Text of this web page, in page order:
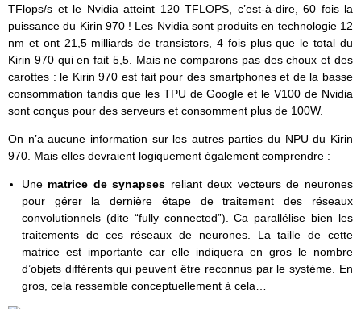
TFlops/s et le Nvidia atteint 120 TFLOPS, c’est-à-dire, 60 fois la
puissance du Kirin 970 ! Les Nvidia sont produits en technologie 12
nm et ont 21,5 milliards de transistors, 4 fois plus que le total du
Kirin 970 qui en fait 5,5. Mais ne comparons pas des choux et des
carottes : le Kirin 970 est fait pour des smartphones et de la basse
consommation tandis que les TPU de Google et le V100 de Nvidia
sont conçus pour des serveurs et consomment plus de 100W.
On n’a aucune information sur les autres parties du NPU du Kirin
970. Mais elles devraient logiquement également comprendre :
Une matrice de synapses reliant deux vecteurs de neurones
pour gérer la dernière étape de traitement des réseaux
convolutionnels (dite “fully connected”). Ca parallélise bien les
traitements de ces réseaux de neurones. La taille de cette
matrice est importante car elle indiquera en gros le nombre
d’objets différents qui peuvent être reconnus par le système. En
gros, cela ressemble conceptuellement à cela…